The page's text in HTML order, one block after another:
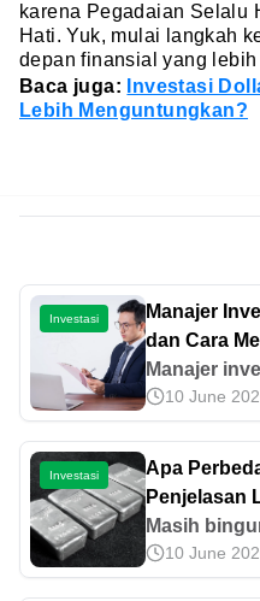
karena Pegadaian Selalu
Hati. Yuk, mulai langkah
depan finansial yang lebih
Baca juga:
Investasi
Lebih Menguntungkan?
Investasi
Manajer
dan Cara
Manajer
instansi
aktivitas
lebih lanjut!
10 June
Investasi
Apa
Penjelasan
Masih
perak dan
perhiasan,
10 June